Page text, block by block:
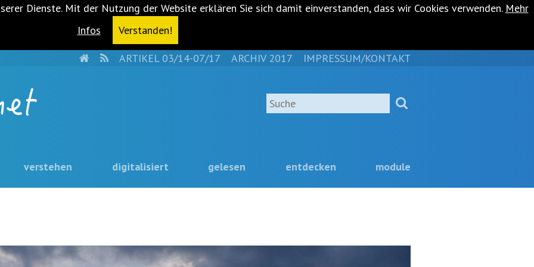
Dienste. Mit der Nutzung der Website erklären Sie sich damit einverstanden, dass wir Cookies verwenden. Mehr
Infos
Verstanden!
HOMERSSARTIKEL 03/14-07/17 ARCHIV 2017 IMPRESSUM/KONTAKT
Suche
verstehen digitalisiert gelesen entdecken module